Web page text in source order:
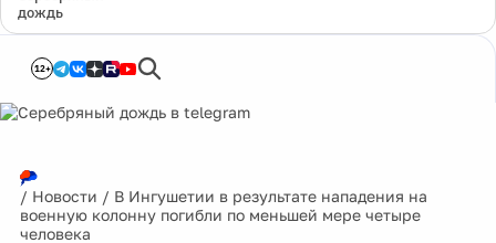
дождь
12+
/ Новости / В Ингушетии в результате нападения на
военную колонну погибли по меньшей мере четыре
человека